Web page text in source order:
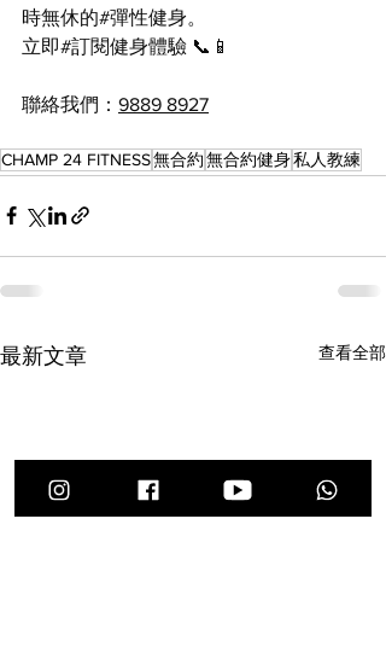
時無休的#彈性健身。
立即#訂閱健身體驗 📞📱
聯絡我們： 9889 8927
CHAMP 24 FITNESS無合約無合約健身私人教練
最新文章 查看全部